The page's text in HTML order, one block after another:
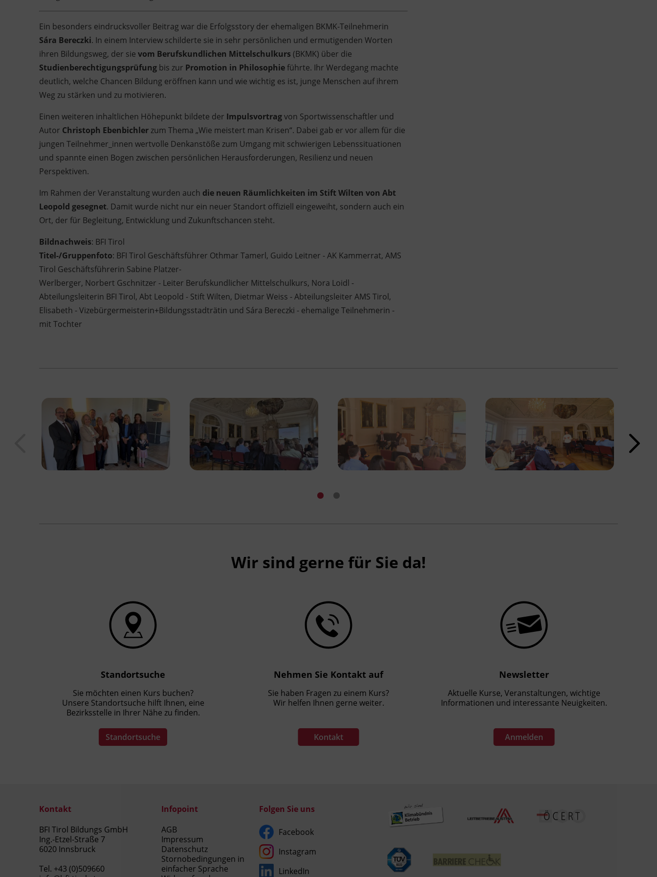
Ein besonders eindrucksvoller Beitrag war die Erfolgsstory der ehemaligen BKMK-Teilnehmerin
Sára Bereczki. In einem Interview schilderte sie in sehr persönlichen und ermutigenden Worten
ihren Bildungsweg, der sie vom Berufskundlichen Mittelschulkurs (BKMK) über die
Studienberechtigungsprüfung bis zur Promotion in Philosophieführte. Ihr Werdegang machte
deutlich, welche Chancen Bildung eröffnen kann und wie wichtig es ist, junge Menschen auf ihrem
Weg zu stärken und zu motivieren.
Einen weiteren inhaltlichen Höhepunkt bildete der Impulsvortragvon Sportwissenschaftler und
Autor Christoph Ebenbichler zum Thema „Wie meistert man Krisen“. Dabei gab er vor allem für die
jungen Teilnehmer_innen wertvolle Denkanstöße zum Umgang mit schwierigen Lebenssituationen
und spannte einen Bogen zwischen persönlichen Herausforderungen, Resilienz und neuen
Perspektiven.
Im Rahmen der Veranstaltung wurden auch die neuen Räumlichkeiten im Stift Wilten von Abt
Leopold gesegnet. Damit wurde nicht nur ein neuer Standort offiziell eingeweiht, sondern auch ein
Ort, der für Begleitung, Entwicklung und Zukunftschancen steht.
Bildnachweis: BFI Tirol
Titel-/Gruppenfoto: BFI Tirol Geschäftsführer Othmar Tamerl, Guido Leitner - AK Kammerrat, AMS
Tirol Geschäftsführerin Sabine Platzer-
Werlberger, Norbert Gschnitzer - Leiter Berufskundlicher Mittelschulkurs, Nora Loidl -
Abteilungsleiterin BFI Tirol, Abt Leopold - Stift Wilten, Dietmar Weiss - Abteilungsleiter AMS Tirol,
Elisabeth - Vizebürgermeisterin+Bildungsstadträtin und Sára Bereczki - ehemalige Teilnehmerin -
mit Tochter
Wir sind gerne für Sie da!
Standortsuche
Sie möchten einen Kurs buchen?
Unsere Standortsuche hilft Ihnen, eine
Bezirksstelle in Ihrer Nähe zu finden.
Standortsuche
Nehmen Sie Kontakt auf
Sie haben Fragen zu einem Kurs?
Wir helfen Ihnen gerne weiter.
Kontakt
Newsletter
Aktuelle Kurse, Veranstaltungen, wichtige
Informationen und interessante Neuigkeiten.
Anmelden
Kontakt
BFI Tirol Bildungs GmbH
Ing.-Etzel-Straße 7
6020 Innsbruck
Tel. +43 (0)509660
Infopoint
AGB
Impressum
Datenschutz
Stornobedingungen in
einfacher Sprache
Folgen Sie uns
Facebook
Instagram
LinkedIn